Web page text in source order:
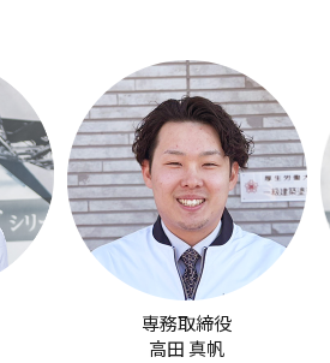
専務取締役
高田 真帆